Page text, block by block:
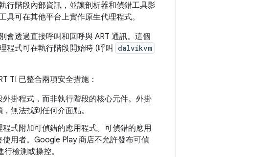
行階段內部資訊，並讓剖析器和偵錯工具影
可在其他平台上實作原生代理程式。
會透過直接呼叫和回呼與 ART 通訊。這個
程式可在執行階段開始時 (呼叫
dalvikvm
TI 已整合兩項安全措施：
掛程式，而非執行階段的核心元件。外掛
無法找到任何介面點。
式附加可偵錯的應用程式。可偵錯的應用
用者。Google Play 商店不允許發布可偵
檢測或操控。